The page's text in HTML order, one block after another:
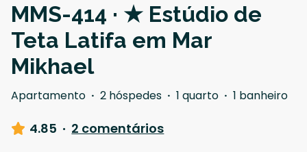
MMS-414 · ★ Estúdio de
Teta Latifa em Mar
Mikhael
Apartamento · 2 hóspedes · 1 quarto · 1 banheiro
4.85 · 2 comentários